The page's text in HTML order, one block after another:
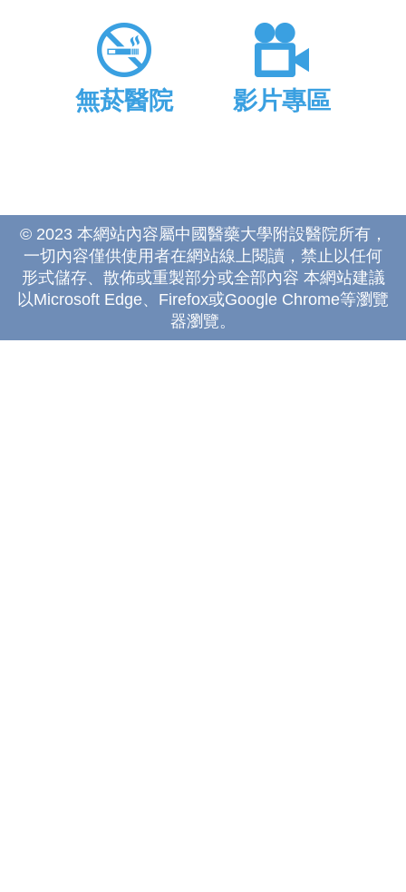
無菸醫院 影片專區
© 2023 本網站內容屬中國醫藥大學附設醫院所有，
一切內容僅供使用者在網站線上閱讀，禁止以任何
形式儲存、散佈或重製部分或全部內容 本網站建議
以Microsoft Edge、Firefox或Google Chrome等瀏覽
器瀏覽。